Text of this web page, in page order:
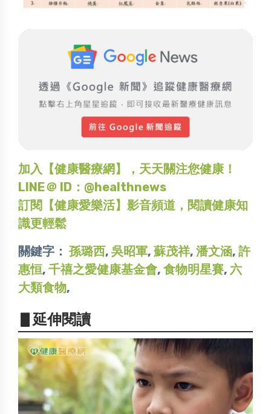
加入【健康醫療網】，天天關注您健康！
LINE＠ ID：@healthnews
訂閱【健康愛樂活】影音頻道，閱讀健康知
識更輕鬆
關鍵字： 孫璐西, 吳昭軍, 蘇茂祥, 潘文涵, 許
惠恒, 千禧之愛健康基金會, 食物明星賽, 六
大類食物,
▋延伸閱讀